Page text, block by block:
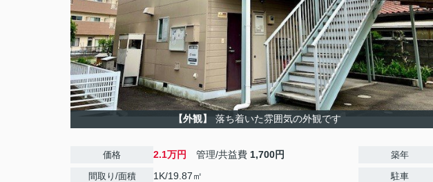
【外観】 落ち着いた雰囲気の外観です
価格 2.1万円 管理/共益費 1,700円
間取り/面積 1K/19.87㎡
築年
駐車